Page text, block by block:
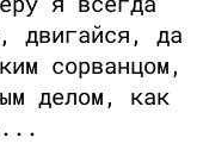
двигайся, да
сорванцом,
делом, как